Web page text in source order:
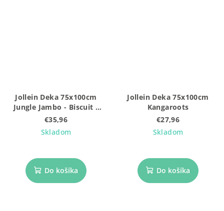
Jollein Deka 75x100cm
Jungle Jambo - Biscuit /
Oatmeal
€35,96
Skladom
Do košíka
Jollein Deka 75x100cm
Kangaroots
€27,96
Skladom
Do košíka